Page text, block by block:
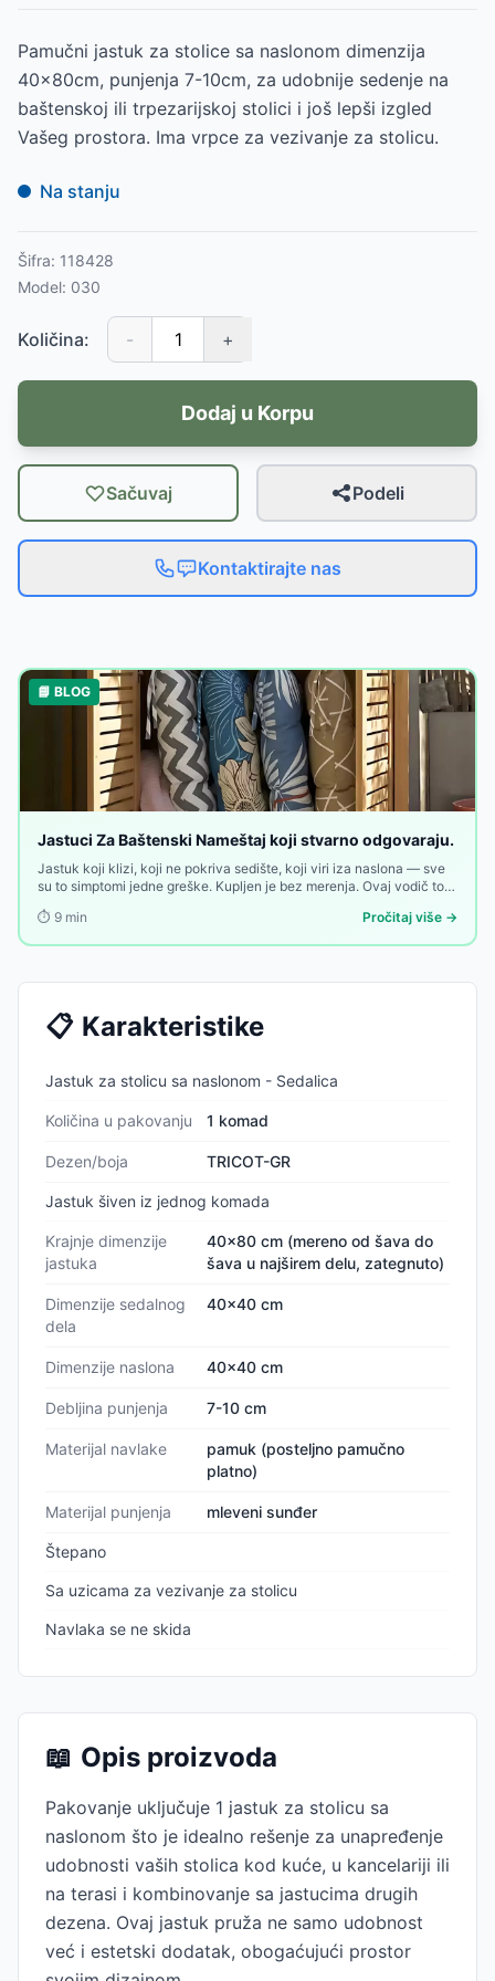
Pamučni jastuk za stolice sa naslonom dimenzija
40x80cm, punjenja 7-10cm, za udobnije sedenje na
baštenskoj ili trpezarijskoj stolici i još lepši izgled
Vašeg prostora. Ima vrpce za vezivanje za stolicu.
Na stanju
Šifra: 118428
Model: 030
Količina: - +
Dodaj u Korpu
Sačuvaj Podeli
Kontaktirajte nas
📘 BLOG
Jastuci Za Baštenski Nameštaj koji stvarno odgovaraju.
Jastuk koji klizi, koji ne pokriva sedište, koji viri iza naslona — sve
su to simptomi jedne greške. Kupljen je bez merenja. Ovaj vodič to
⏱️ 9 min Pročitaj više →
📋 Karakteristike
Jastuk za stolicu sa naslonom - Sedalica
Količina u pakovanju 1 komad
Dezen/boja TRICOT-GR
Jastuk šiven iz jednog komada
Krajnje dimenzije
jastuka
40x80 cm (mereno od šava do
šava u najširem delu, zategnuto)
Dimenzije sedalnog
dela
40x40 cm
Dimenzije naslona 40x40 cm
Debljina punjenja 7-10 cm
Materijal navlake
pamuk (posteljno pamučno
platno)
Materijal punjenja mleveni sunđer
Štepano
Sa uzicama za vezivanje za stolicu
Navlaka se ne skida
📖 Opis proizvoda
Pakovanje uključuje 1 jastuk za stolicu sa
naslonom što je idealno rešenje za unapređenje
udobnosti vaših stolica kod kuće, u kancelariji ili
na terasi i kombinovanje sa jastucima drugih
dezena. Ovaj jastuk pruža ne samo udobnost
već i estetski dodatak, obogaćujući prostor